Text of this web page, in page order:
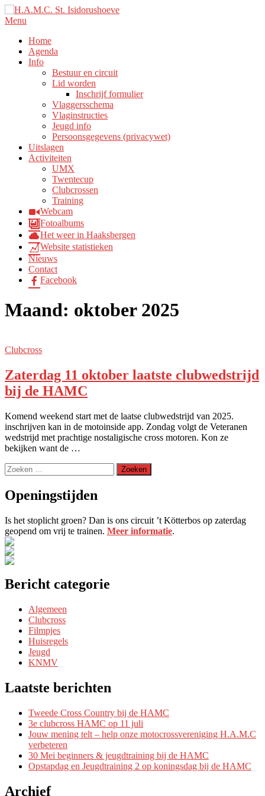
Ga
naar
inhoud
Menu
Home
Agenda
Info
Bestuur en circuit
Lid worden
Inschrijf formulier
Vlaggersschema
Vlaginstructies
Jeugd info
Persoonsgegevens (privacywet)
Uitslagen
Activiteiten
UMX
Twentecup
Clubcrossen
Training
Webcam
Fotoalbums
Het weer in Haaksbergen
Website statistieken
Nieuws
Contact
Facebook
Maand: oktober 2025
Clubcross
Zaterdag 11 oktober laatste clubwedstrijd
bij de HAMC
Komend weekend start met de laatse clubwedstrijd van 2025.
inschrijven kan in de motoinside app. Zondag volgt de Veteranen
wedstrijd met prachtige nostaligische cross motoren. Kon ze
bekijken want de …
Zoeken
naar:
Openingstijden
Is het stoplicht groen? Dan is ons circuit ’t Kötterbos op zaterdag
geopend om vrij te trainen. Meer informatie.
Bericht categorie
Algemeen
Clubcross
Filmpjes
Huisregels
Jeugd
KNMV
Laatste berichten
Tweede Cross Country bij de HAMC
3e clubcross HAMC op 11 juli
Jouw mening telt – help onze motocrossvereniging H.A.M.C
verbeteren
30 Mei beginners & jeugdtraining bij de HAMC
Opstapdag en Jeugdtraining 2 op koningsdag bij de HAMC
Archief